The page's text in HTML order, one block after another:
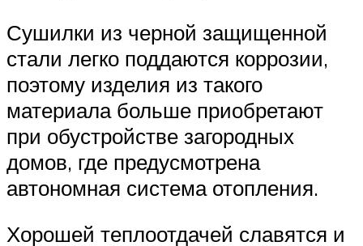
Сушилки из черной защищенной
стали легко поддаются коррозии,
поэтому изделия из такого
материала больше приобретают
при обустройстве загородных
домов, где предусмотрена
автономная система отопления.
Хорошей теплоотдачей славятся и